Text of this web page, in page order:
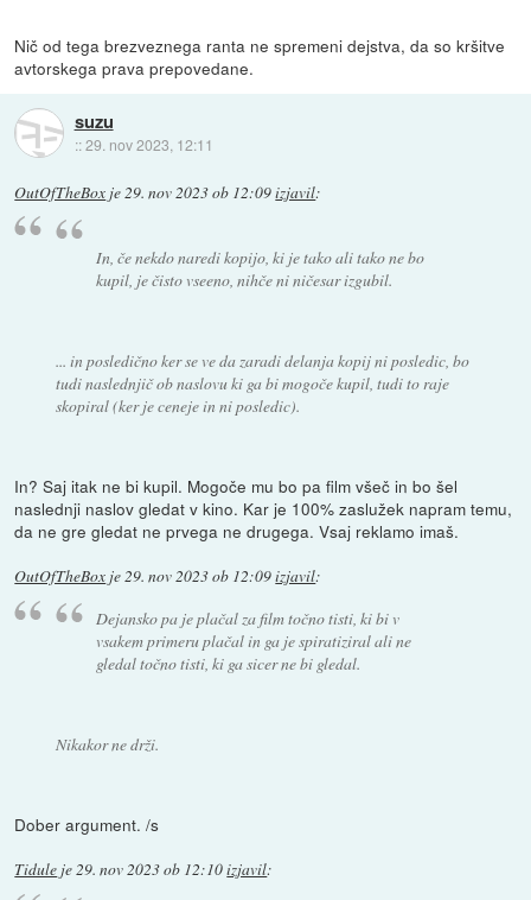
Nič od tega brezveznega ranta ne spremeni dejstva, da so kršitve
avtorskega prava prepovedane.
suzu
::29. nov 2023, 12:11
OutOfTheBox je 29. nov 2023 ob 12:09izjavil:
In, če nekdo naredi kopijo, ki je tako ali tako ne bo
kupil, je čisto vseeno, nihče ni ničesar izgubil.
... in posledično ker se ve da zaradi delanja kopij ni posledic, bo
tudi naslednjič ob naslovu ki ga bi mogoče kupil, tudi to raje
skopiral (ker je ceneje in ni posledic).
In? Saj itak ne bi kupil. Mogoče mu bo pa film všeč in bo šel
naslednji naslov gledat v kino. Kar je 100% zaslužek napram temu,
da ne gre gledat ne prvega ne drugega. Vsaj reklamo imaš.
OutOfTheBox je29. nov 2023 ob 12:09izjavil:
Dejansko pa je plačal za film točno tisti, ki bi v
vsakem primeru plačal in ga je spiratiziral ali ne
gledal točno tisti, ki ga sicer ne bi gledal.
Nikakor ne drži.
Dober argument. /s
Tidule je29. nov 2023 ob 12:10izjavil: